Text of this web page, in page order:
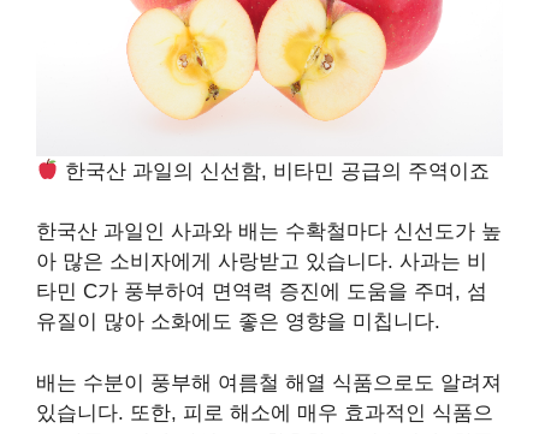
한국산 과일의 신선함, 비타민 공급의 주역이죠
한국산 과일인 사과와 배는 수확철마다 신선도가 높
아 많은 소비자에게 사랑받고 있습니다. 사과는 비
타민 C가 풍부하여 면역력 증진에 도움을 주며, 섬
유질이 많아 소화에도 좋은 영향을 미칩니다.
배는 수분이 풍부해 여름철 해열 식품으로도 알려져
있습니다. 또한, 피로 해소에 매우 효과적인 식품으